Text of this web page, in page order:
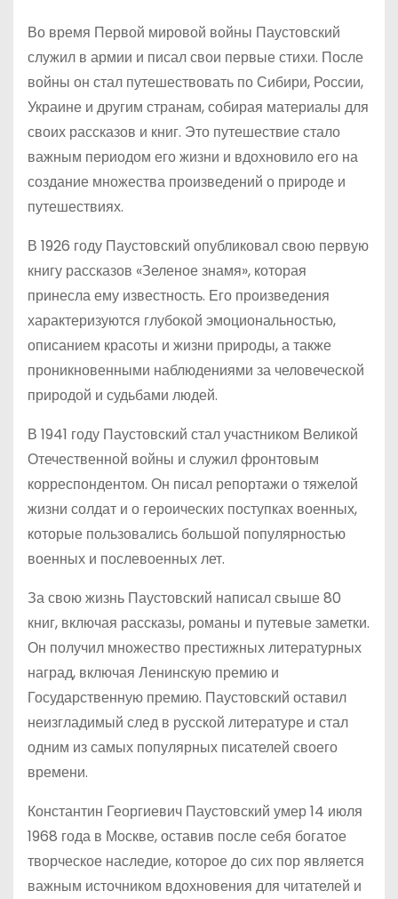
Во время Первой мировой войны Паустовский
служил в армии и писал свои первые стихи. После
войны он стал путешествовать по Сибири, России,
Украине и другим странам, собирая материалы для
своих рассказов и книг. Это путешествие стало
важным периодом его жизни и вдохновило его на
создание множества произведений о природе и
путешествиях.
В 1926 году Паустовский опубликовал свою первую
книгу рассказов «Зеленое знамя», которая
принесла ему известность. Его произведения
характеризуются глубокой эмоциональностью,
описанием красоты и жизни природы, а также
проникновенными наблюдениями за человеческой
природой и судьбами людей.
В 1941 году Паустовский стал участником Великой
Отечественной войны и служил фронтовым
корреспондентом. Он писал репортажи о тяжелой
жизни солдат и о героических поступках военных,
которые пользовались большой популярностью
военных и послевоенных лет.
За свою жизнь Паустовский написал свыше 80
книг, включая рассказы, романы и путевые заметки.
Он получил множество престижных литературных
наград, включая Ленинскую премию и
Государственную премию. Паустовский оставил
неизгладимый след в русской литературе и стал
одним из самых популярных писателей своего
времени.
Константин Георгиевич Паустовский умер 14 июля
1968 года в Москве, оставив после себя богатое
творческое наследие, которое до сих пор является
важным источником вдохновения для читателей и